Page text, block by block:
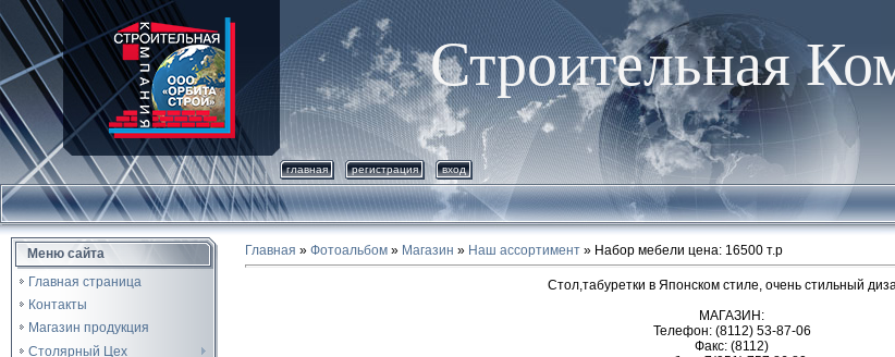
Строительная
главная регистрация вход
Меню сайта
Главная страница
Контакты
Магазин продукция
Столярный Цех
Главная » Фотоальбом » Магазин » Наш ассортимент » Набор мебели цена: 16500 т.р
Стол,табуретки в Японском стиле, очень стильный
МАГАЗИН:
Телефон: (8112) 53-87-06
Факс: (8112)